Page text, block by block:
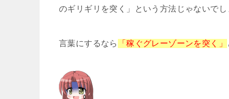
のギリギリを突く」という方法じゃないでし
言葉にするなら 「稼ぐグレーゾーンを突く」